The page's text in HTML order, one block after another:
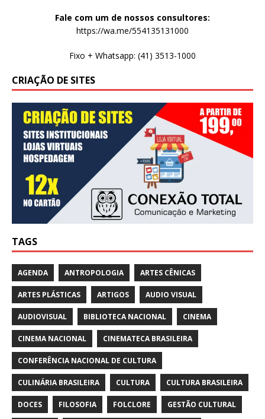
Fale com um de nossos consultores:
https://wa.me/554135131000
Fixo + Whatsapp: (41) 3513-1000
CRIAÇÃO DE SITES
TAGS
AGENDA ANTROPOLOGIA ARTES CÊNICAS
ARTES PLÁSTICAS ARTIGOS AUDIO VISUAL
AUDIOVISUAL BIBLIOTECA NACIONAL CINEMA
CINEMA NACIONAL CINEMATECA BRASILEIRA
CONFERÊNCIA NACIONAL DE CULTURA
CULINÁRIA BRASILEIRA CULTURA CULTURA BRASILEIRA
DOCES FILOSOFIA FOLCLORE GESTÃO CULTURAL